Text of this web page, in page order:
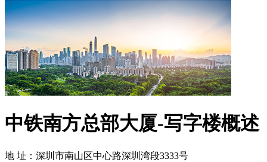
中铁南方总部大厦-写字楼概述
地 址：深圳市南山区中心路深圳湾段3333号